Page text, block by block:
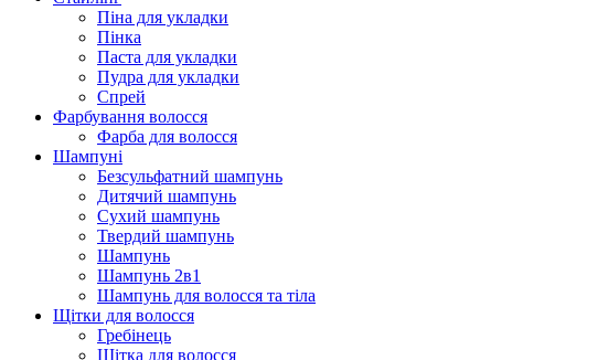
Піна для укладки
Пінка
Паста для укладки
Пудра для укладки
Спрей
Фарбування волосся
Фарба для волосся
Шампуні
Безсульфатний шампунь
Дитячий шампунь
Сухий шампунь
Твердий шампунь
Шампунь
Шампунь 2в1
Шампунь для волосся та тіла
Щітки для волосся
Гребінець
Щітка для волосся